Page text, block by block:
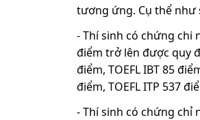
tương ứng. Cụ thể như
- Thí sinh có chứng chi
điểm trở lên được quy
điểm, TOEFL IBT 85
điểm, TOEFL ITP 537
- Thí sinh có chứng chỉ